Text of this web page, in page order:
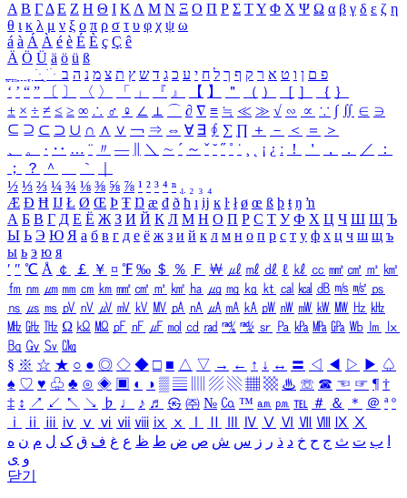
Α Β ΓΔ Ε Ζ Η Θ Ι ΚΛ Μ Ν Ξ Ο Π Ρ Σ ΤΥ Φ Χ Ψ Ω α β γ δ ε ζ η
θ ι κ λ μ ν ξ ο π ρ σ τ υ φ χ ψ ω
á à Á À é è É È ç Ç ê
Ä Ö Ü ä ö ü ß
ִֶֹ ֻּ ׁׂ פ ם ן ו ט א ר ק ף ך ל ח י ע כ ג ד ש ץ ת צ מ נ ה ב
‘ ’ “ ” 〔 〕 〈 〉 「 」 『 』 【 】 ＂ （ ） ［ ］ ｛ ｝
± × ÷ ≠ ≤ ≥ ∞ ∴ ♂ ♀ ∠ ⊥ ⌒ ∂ ∇ ≡ ≒ ≪ ≫ √ ∽ ∝ ∵ ∫ ∬ ∈ ∋
⊆ ⊇ ⊂ ⊃ ∪ ∩ ∧ ∨ ￢ ⇒ ⇔ ∀ ∃ ∮ ∑ ∏ ＋ － ＜ ＝
＞
、
。 · ‥ … ¨ 〃 ― ＼ ∼ ´ ～ ˇ ˘ ˝ ˚ ˙ ¸ ¡ ¿ ː ！ ＇ ， ． ／
：
；
？ ＾ ｀
½ ⅓ ⅔ ¼ ¾ ⅛ ⅜ ⅝ ⅞ ¹ ² ³ ⁴ ⁿ ₁ ₂ ₃ ₄
Æ Ð Ħ Ĳ Ł Ø Œ Þ Ŧ Ŋ æ đ ð ħ ı ĳ ĸ ŀ ł ø œ ß þ ŧ ŋ ŉ
А Б В Г Д Е Ё Ж З И Й К Л М Н О П Р С Т У Ф Х Ц Ч Ш Щ Ъ
Ы Ь Э Ю Я а б в г д е ё ж з и й к л м н о п р с т у ф х ц ч ш щ ъ
ы ь э ю я
′ ″ ℃ Å ￠ ￡ ￥ ¤ ℉ ‰ ＄ ％ Ｆ ￦ ㎕ ㎖ ㎗ ℓ ㎘ ㏄ ㎣ ㎤ ㎥ ㎦
㎙ ㎚ ㎛ ㎜ ㎝ ㎞ ㎟ ㎠ ㎡ ㎢ ㏊ ㎍ ㎎ ㎏ ㏏ ㎈ ㎉ ㏈ ㎧ ㎨ ㎰
㎱ ㎲ ㎳ ㎴ ㎵ ㎶ ㎷ ㎸ ㎹ ㎀ ㎁ ㎂ ㎃ ㎄ ㎺ ㎻ ㎽ ㎾ ㎿ ㎐ ㎑
㎒ ㎓ ㎔ Ω ㏀ ㏁ ㎊ ㎋ ㎌ ㏖ ㏅ ㎭ ㎮ ㎯ ㏛ ㎩ ㎪ ㎫ ㎬ ㏝ ㏐
㏓
㏃ ㏉ ㏜ ㏆
§ ※ ☆ ★ ○ ● ◎ ◇ ◆ □ ■ △ ▽ → ← ↑ ↓ ↔ 〓 ◁ ◀ ▷ ▶ ♤
♠ ♡ ♥ ♧ ♣ ⊙ ◈ ▣ ◐ ◑ ▒ ▤ ▨ ▧ ▦ ▩ ♨ ☏ ☎ ☜ ☞ ¶ †
‡ ↕ ↗ ↙ ↖ ↘ ♭ ♩ ♪ ♬ ㉿ ㈜ № ㏇ ™ ㏂ ㏘ ℡ ＃ ＆ ＊ ＠ ª º
ⅰ
ⅱ ⅲ ⅳ ⅴ ⅵ ⅶ ⅷ ⅸ ⅹ Ⅳ Ⅴ Ⅵ Ⅶ Ⅷ Ⅸ Ⅹ
ب ت ث ج ح خ د ذ ر ز س ش ص ض ط ظ ع غ ف ق ک ل م ن ه
و ی
닫기